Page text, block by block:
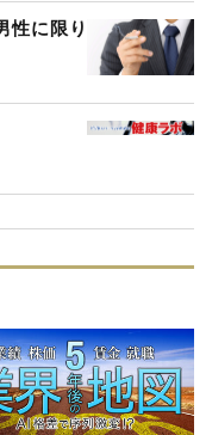
性に限り